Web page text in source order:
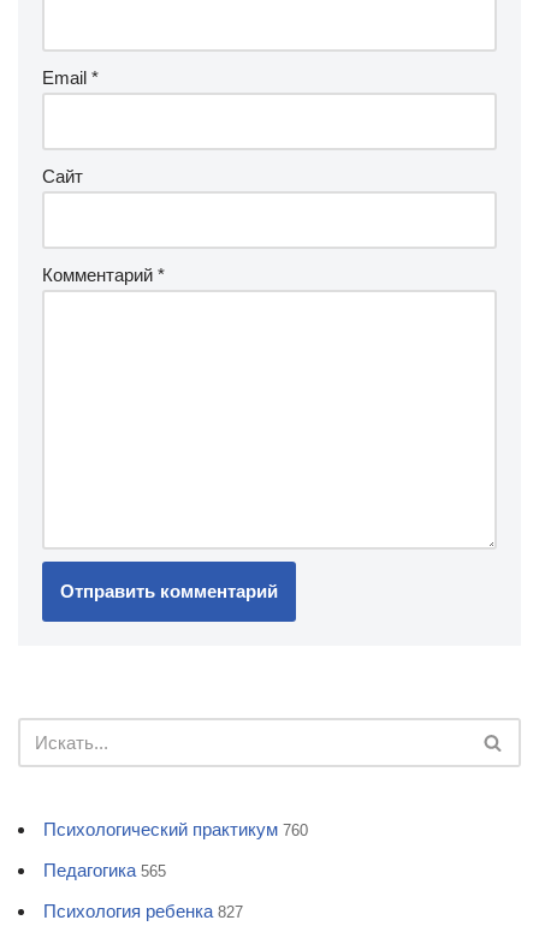
Email *
Сайт
Комментарий *
Психологический практикум 760
Педагогика 565
Психология ребенка 827